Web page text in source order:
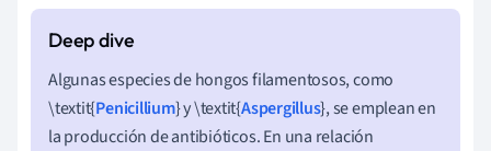
Algunas especies de hongos filamentosos, como
\textit{Penicillium} y \textit{Aspergillus}, se emplean en
la producción de antibióticos. En una relación